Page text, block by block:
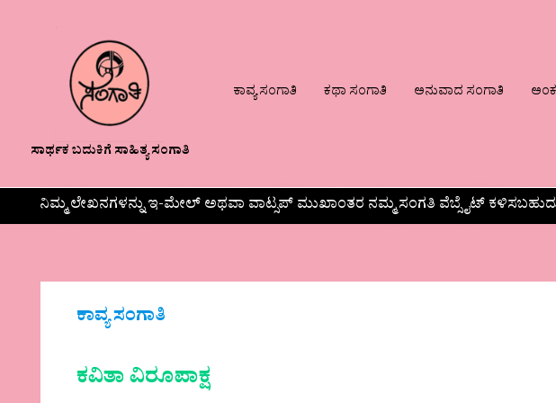
ಸಾರ್ಥಕ ಬದುಕಿಗೆ ಸಾಹಿತ್ಯ ಸಂಗಾತಿ
ಕಾವ್ಯ ಸಂಗಾತಿ ಕಥಾ ಸಂಗಾತಿ ಅನುವಾದ ಸಂಗಾತಿ
ನಿಮ್ಮ ಲೇಖನಗಳನ್ನು ಇ-ಮೇಲ್ ಅಥವಾ ವಾಟ್ಸಪ್ ಮುಖಾಂತರ ನಮ್ಮ ಸಂಗತಿ ವೆಬ್ಸೈಟ್
ಕಾವ್ಯ ಸಂಗಾತಿ
ಕವಿತಾ ವಿರೂಪಾಕ್ಷ